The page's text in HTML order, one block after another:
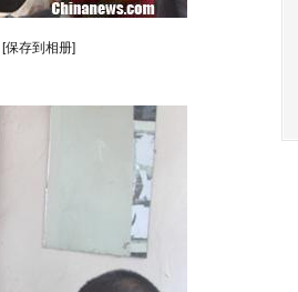
[保存到相册]